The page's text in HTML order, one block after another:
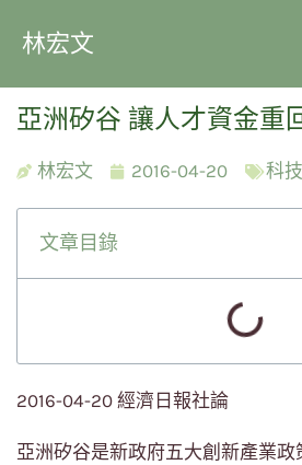
林宏文
亞洲矽谷 讓人才資金重
林宏文 2016-04-20 科
文章目錄
2016-04-20 經濟日報社論
亞洲矽谷是新政府五大創新產業